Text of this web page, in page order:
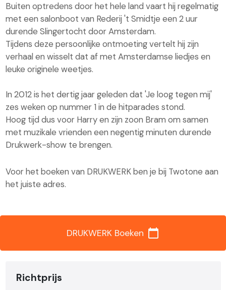
Buiten optredens door het hele land vaart hij regelmatig
met een salonboot van Rederij 't Smidtje een 2 uur
durende Slingertocht door Amsterdam.
Tijdens deze persoonlijke ontmoeting vertelt hij zijn
verhaal en wisselt dat af met Amsterdamse liedjes en
leuke originele weetjes.
In 2012 is het dertig jaar geleden dat 'Je loog tegen mij'
zes weken op nummer 1 in de hitparades stond.
Hoog tijd dus voor Harry en zijn zoon Bram om samen
met muzikale vrienden een negentig minuten durende
Drukwerk-show te brengen.
Voor het boeken van DRUKWERK ben je bij Twotone aan
het juiste adres.
DRUKWERK Boeken calendar_today
Richtprijs